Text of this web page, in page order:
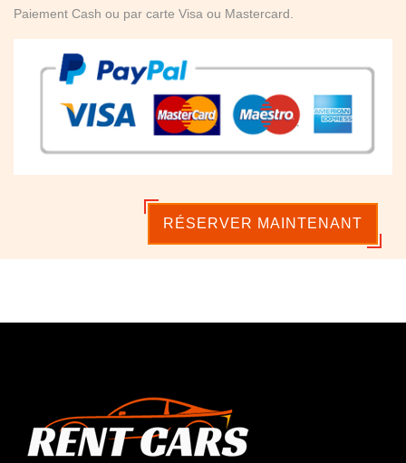
Paiement Cash ou par carte Visa ou Mastercard.
RÉSERVER MAINTENANT